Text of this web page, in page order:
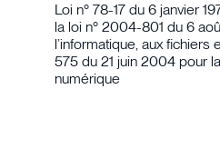
Loi n° 78-17 du 6 janvier
la loi n° 2004-801 du 6
l’informatique, aux
575 du 21 juin 2004 pour
numérique